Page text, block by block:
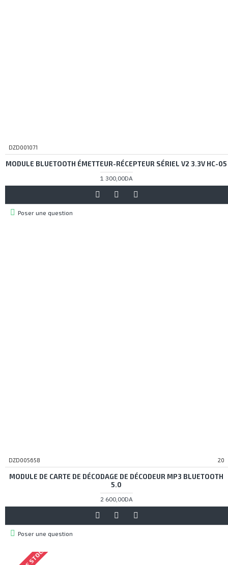
DZD001071
MODULE BLUETOOTH ÉMETTEUR-RÉCEPTEUR SÉRIEL V2 3.3V HC-05
1 300,00DA
Poser une question
DZD005658 20
MODULE DE CARTE DE DÉCODAGE DE DÉCODEUR MP3 BLUETOOTH
5.0
2 600,00DA
Poser une question